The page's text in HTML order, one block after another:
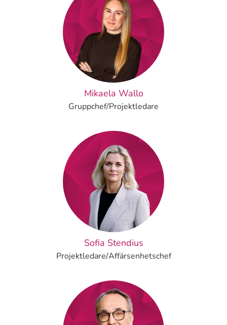
Mikaela Wallo
Gruppchef/Projektledare
Sofia Stendius
Projektledare/Affärsenhetschef